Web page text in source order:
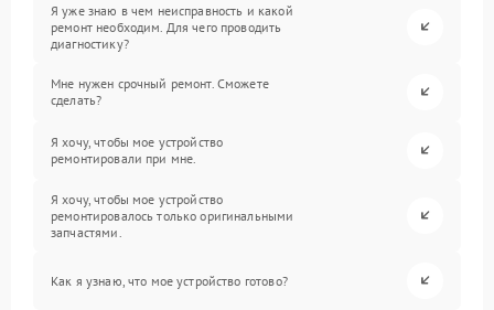
Я уже знаю в чем неисправность и какой
ремонт необходим. Для чего проводить
диагностику?
Мне нужен срочный ремонт. Сможете
сделать?
Я хочу, чтобы мое устройство
ремонтировали при мне.
Я хочу, чтобы мое устройство
ремонтировалось только оригинальными
запчастями.
Как я узнаю, что мое устройство готово?